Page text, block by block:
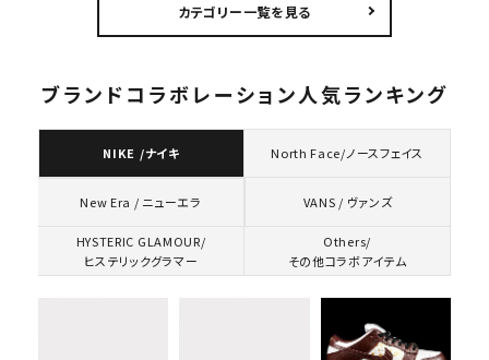
シックロゴ 6パネルキ
ャップ ブラック
カテゴリー一覧を見る
ブランドコラボレーション人気ランキング
NIKE /ナイキ North Face/ノースフェイス
New Era / ニューエラ VANS / ヴァンズ
HYSTERIC GLAMOUR/
ヒステリックグラマー
Others/
その他コラボアイテム